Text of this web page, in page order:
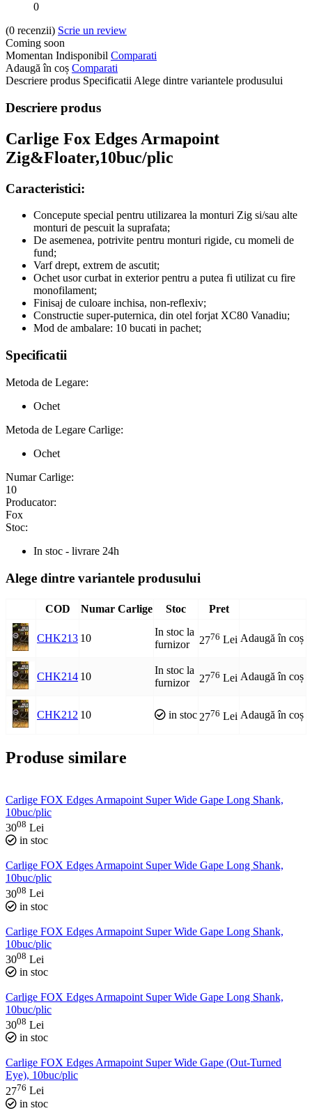
0
(0 recenzii) Scrie un review
Coming soon
Momentan Indisponibil Comparati
Adaugă în coș Comparati
Descriere produs Specificatii Alege dintre variantele produsului
Descriere produs
Carlige Fox Edges Armapoint
Zig&Floater,10buc/plic
Caracteristici:
Concepute special pentru utilizarea la monturi Zig si/sau alte
monturi de pescuit la suprafata;
De asemenea, potrivite pentru monturi rigide, cu momeli de
fund;
Varf drept, extrem de ascutit;
Ochet usor curbat in exterior pentru a putea fi utilizat cu fire
monofilament;
Finisaj de culoare inchisa, non-reflexiv;
Constructie super-puternica, din otel forjat XC80 Vanadiu;
Mod de ambalare: 10 bucati in pachet;
Specificatii
Metoda de Legare:
Ochet
Metoda de Legare Carlige:
Ochet
Numar Carlige:
10
Producator:
Fox
Stoc:
In stoc - livrare 24h
Alege dintre variantele produsului
COD Numar Carlige Stoc Pret
CHK213 10
In stoc la
furnizor
2776 Lei Adaugă în coș
CHK214 10
In stoc la
furnizor
2776 Lei Adaugă în coș
CHK212 10 in stoc 2776 Lei Adaugă în coș
Produse similare
Carlige FOX Edges Armapoint Super Wide Gape Long Shank,
10buc/plic
3008 Lei
in stoc
Carlige FOX Edges Armapoint Super Wide Gape Long Shank,
10buc/plic
3008 Lei
in stoc
Carlige FOX Edges Armapoint Super Wide Gape Long Shank,
10buc/plic
3008 Lei
in stoc
Carlige FOX Edges Armapoint Super Wide Gape Long Shank,
10buc/plic
3008 Lei
in stoc
Carlige FOX Edges Armapoint Super Wide Gape (Out-Turned
Eye), 10buc/plic
2776 Lei
in stoc